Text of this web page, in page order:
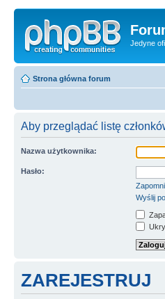
Jedyne
Strona główna forum
Aby przeglądać listę
Nazwa użytkownika:
Hasło:
Wyślij
ZAREJESTRUJ